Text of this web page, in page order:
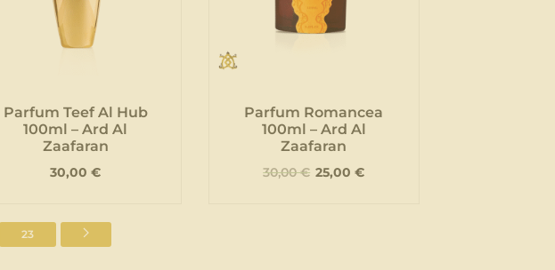
Parfum Teef Al Hub
100ml – Ard Al
Zaafaran
30,00€
Parfum Romancea
100ml – Ard Al
Zaafaran
30,00€ 25,00€
23